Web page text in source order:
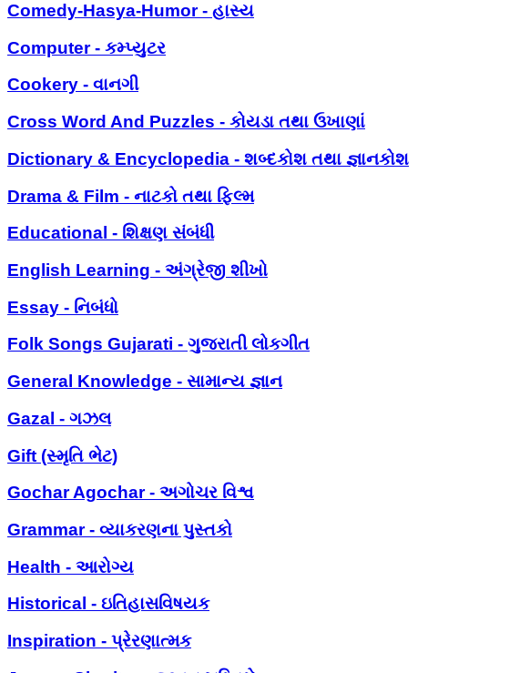
Comedy-Hasya-Humor - હાસ્ય
Computer - કમ્પ્યુટર
Cookery - વાનગી
Cross Word And Puzzles - કોયડા તથા ઉખાણાં
Dictionary & Encyclopedia - શબ્દકોશ તથા જ્ઞાનકોશ
Drama & Film - નાટકો તથા ફિલ્મ
Educational - શિક્ષણ સંબંધી
English Learning - અંગ્રેજી શીખો
Essay - નિબંધો
Folk Songs Gujarati - ગુજરાતી લોકગીત
General Knowledge - સામાન્ય જ્ઞાન
Gazal - ગઝલ
Gift (સ્મૃતિ ભેટ)
Gochar Agochar - અગોચર વિશ્વ
Grammar - વ્યાકરણના પુસ્તકો
Health - આરોગ્ય
Historical - ઇતિહાસવિષયક
Inspiration - પ્રેરણાત્મક